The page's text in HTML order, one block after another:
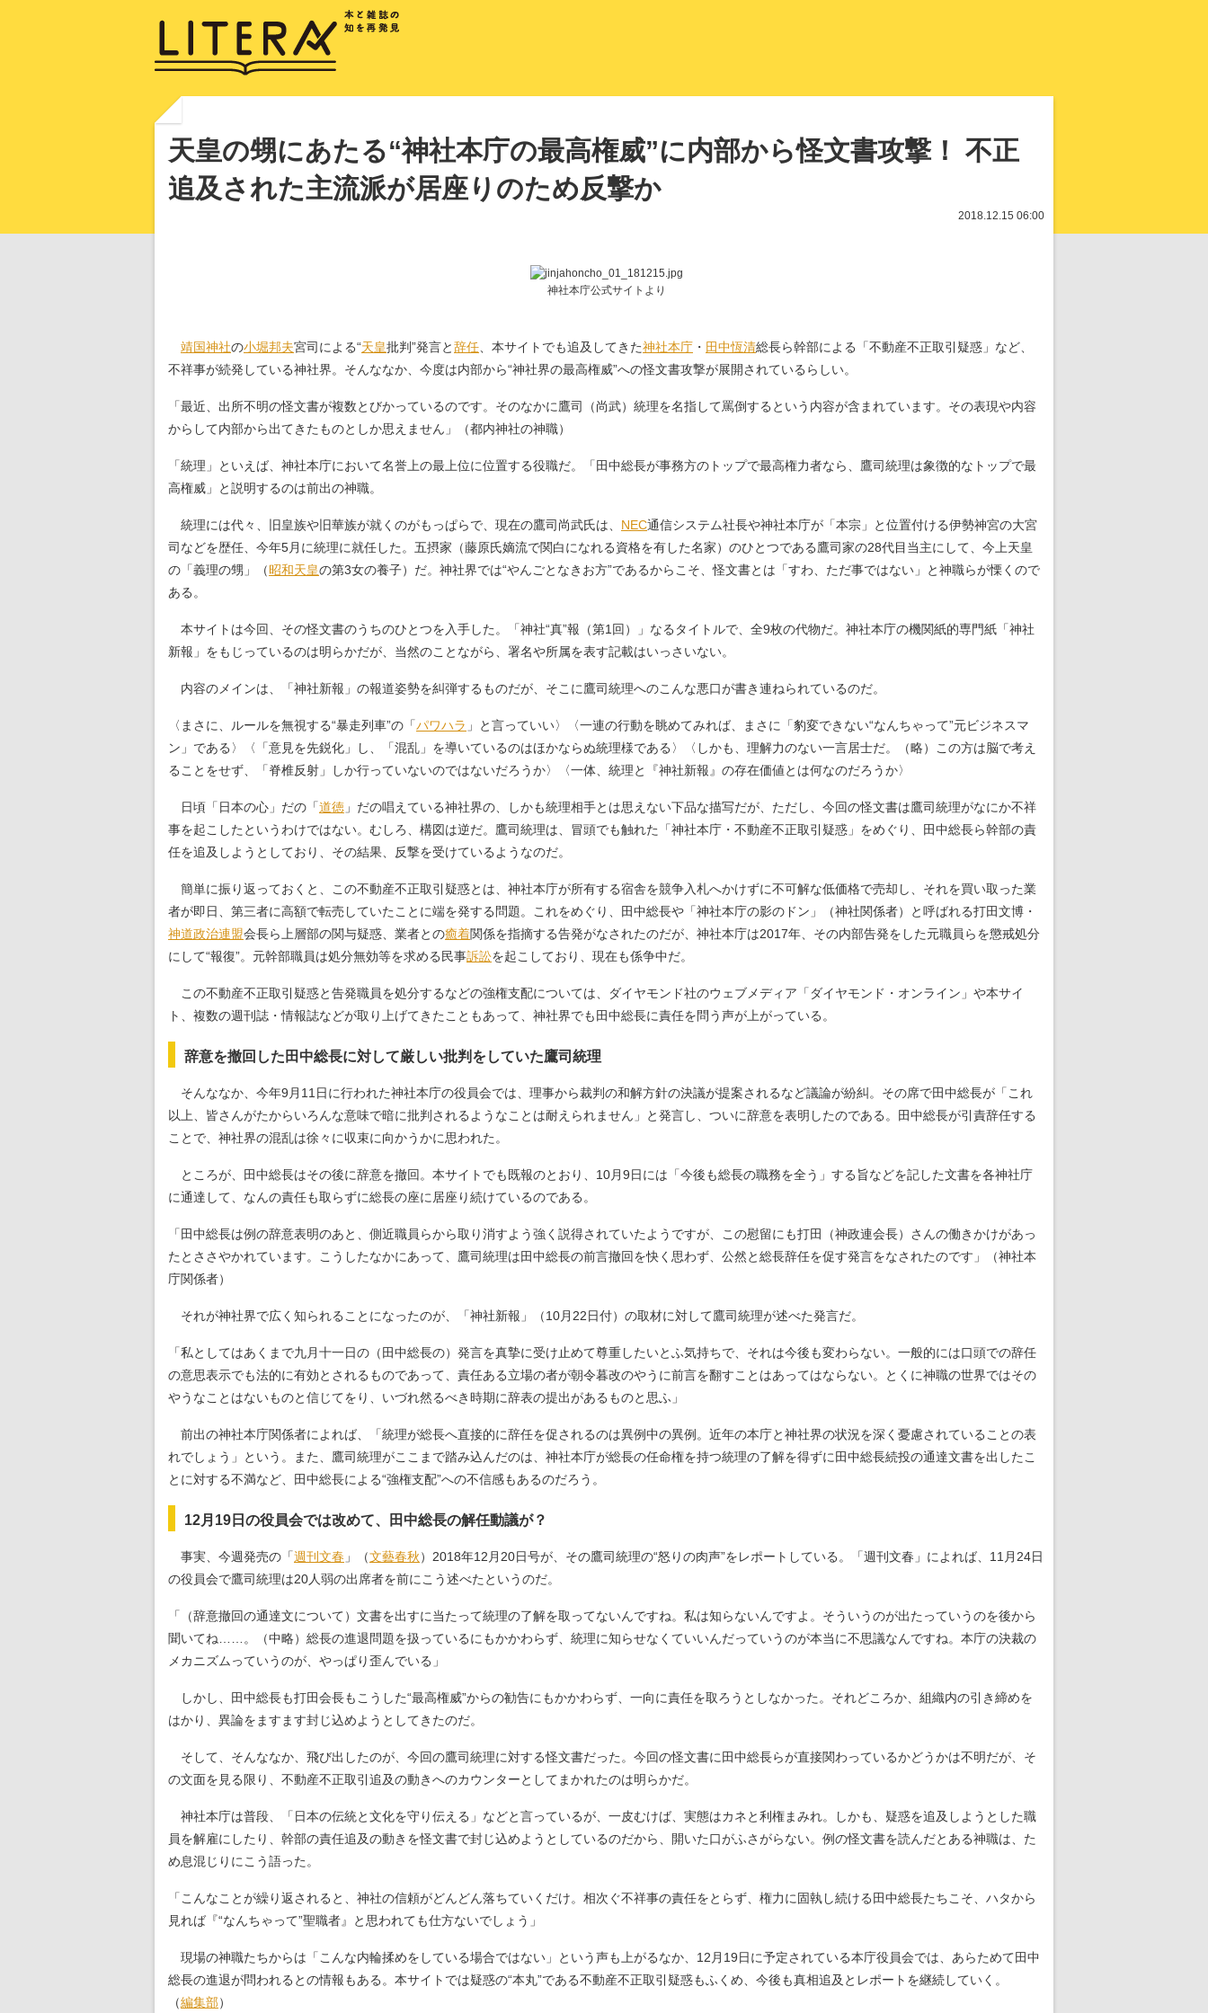
天皇の甥にあたる“神社本庁の最高権威”に内部から怪文書攻撃！ 不正
追及された主流派が居座りのため反撃か
2018.12.15 06:00
神社本庁公式サイトより
靖国神社の小堀邦夫宮司による“天皇批判”発言と辞任 、本サイトでも追及してきた神社本庁 ・ 田中恆清総長ら幹部による「不動産不正取引疑惑」など、
不祥事が続発している神社界。そんななか、今度は内部から“神社界の最高権威”への怪文書攻撃が展開されているらしい。
「最近、出所不明の怪文書が複数とびかっているのです。そのなかに鷹司（尚武）統理を名指して罵倒するという内容が含まれています。その表現や内容
からして内部から出てきたものとしか思えません」（都内神社の神職）
「統理」といえば、神社本庁において名誉上の最上位に位置する役職だ。「田中総長が事務方のトップで最高権力者なら、鷹司統理は象徴的なトップで最
高権威」と説明するのは前出の神職。
統理には代々、旧皇族や旧華族が就くのがもっぱらで、現在の鷹司尚武氏は、 NEC通信システム社長や神社本庁が「本宗」と位置付ける伊勢神宮の大宮
司などを歴任、今年5月に統理に就任した。五摂家（藤原氏嫡流で関白になれる資格を有した名家）のひとつである鷹司家の28代目当主にして、今上天皇
の「義理の甥」（昭和天皇の第3女の養子）だ。神社界では“やんごとなきお方”であるからこそ、怪文書とは「すわ、ただ事ではない」と神職らが慄くので
ある。
本サイトは今回、その怪文書のうちのひとつを入手した。「神社“真”報（第1回）」なるタイトルで、全9枚の代物だ。神社本庁の機関紙的専門紙「神社
新報」をもじっているのは明らかだが、当然のことながら、署名や所属を表す記載はいっさいない。
内容のメインは、「神社新報」の報道姿勢を糾弾するものだが、そこに鷹司統理へのこんな悪口が書き連ねられているのだ。
〈まさに、ルールを無視する“暴走列車”の「パワハラ 」と言っていい〉〈一連の行動を眺めてみれば、まさに「豹変できない“なんちゃって”元ビジネスマ
ン」である〉〈「意見を先鋭化」し、「混乱」を導いているのはほかならぬ統理様である〉〈しかも、理解力のない一言居士だ。（略）この方は脳で考え
ることをせず、「脊椎反射」しか行っていないのではないだろうか〉〈一体、統理と『神社新報』の存在価値とは何なのだろうか〉
日頃「日本の心」だの「道徳 」だの唱えている神社界の、しかも統理相手とは思えない下品な描写だが、ただし、今回の怪文書は鷹司統理がなにか不祥
事を起こしたというわけではない。むしろ、構図は逆だ。鷹司統理は、冒頭でも触れた「神社本庁・不動産不正取引疑惑」をめぐり、田中総長ら幹部の責
任を追及しようとしており、その結果、反撃を受けているようなのだ。
簡単に振り返っておくと、この不動産不正取引疑惑とは、神社本庁が所有する宿舎を競争入札へかけずに不可解な低価格で売却し、それを買い取った業
者が即日、第三者に高額で転売していたことに端を発する問題。これをめぐり、田中総長や「神社本庁の影のドン」（神社関係者）と呼ばれる打田文博・
神道政治連盟会長ら上層部の関与疑惑、業者との癒着関係を指摘する告発がなされたのだが、神社本庁は2017年、その内部告発をした元職員らを懲戒処分
にして“報復”。元幹部職員は処分無効等を求める民事訴訟を起こしており、現在も係争中だ。
この不動産不正取引疑惑と告発職員を処分するなどの強権支配については、ダイヤモンド社のウェブメディア「ダイヤモンド・オンライン」や本サイ
ト、複数の週刊誌・情報誌などが取り上げてきたこともあって、神社界でも田中総長に責任を問う声が上がっている。
辞意を撤回した田中総長に対して厳しい批判をしていた鷹司統理
そんななか、今年9月11日に行われた神社本庁の役員会では、理事から裁判の和解方針の決議が提案されるなど議論が紛糾。その席で田中総長が「これ
以上、皆さんがたからいろんな意味で暗に批判されるようなことは耐えられません」と発言し、ついに辞意を表明したのである。田中総長が引責辞任する
ことで、神社界の混乱は徐々に収束に向かうかに思われた。
ところが、田中総長はその後に辞意を撤回。本サイトでも既報のとおり、10月9日には「今後も総長の職務を全う」する旨などを記した文書を各神社庁
に通達して、なんの責任も取らずに総長の座に居座り続けているのである。
「田中総長は例の辞意表明のあと、側近職員らから取り消すよう強く説得されていたようですが、この慰留にも打田（神政連会長）さんの働きかけがあっ
たとささやかれています。こうしたなかにあって、鷹司統理は田中総長の前言撤回を快く思わず、公然と総長辞任を促す発言をなされたのです」（神社本
庁関係者）
それが神社界で広く知られることになったのが、「神社新報」（10月22日付）の取材に対して鷹司統理が述べた発言だ。
「私としてはあくまで九月十一日の（田中総長の）発言を真摯に受け止めて尊重したいとふ気持ちで、それは今後も変わらない。一般的には口頭での辞任
の意思表示でも法的に有効とされるものであって、責任ある立場の者が朝令暮改のやうに前言を翻すことはあってはならない。とくに神職の世界ではその
やうなことはないものと信じてをり、いづれ然るべき時期に辞表の提出があるものと思ふ」
前出の神社本庁関係者によれば、「統理が総長へ直接的に辞任を促されるのは異例中の異例。近年の本庁と神社界の状況を深く憂慮されていることの表
れでしょう」という。また、鷹司統理がここまで踏み込んだのは、神社本庁が総長の任命権を持つ統理の了解を得ずに田中総長続投の通達文書を出したこ
とに対する不満など、田中総長による“強権支配”への不信感もあるのだろう。
12月19日の役員会では改めて、田中総長の解任動議が？
事実、今週発売の「週刊文春 」（文藝春秋）2018年12月20日号が、その鷹司統理の“怒りの肉声”をレポートしている。「週刊文春」によれば、11月24日
の役員会で鷹司統理は20人弱の出席者を前にこう述べたというのだ。
「（辞意撤回の通達文について）文書を出すに当たって統理の了解を取ってないんですね。私は知らないんですよ。そういうのが出たっていうのを後から
聞いてね……。（中略）総長の進退問題を扱っているにもかかわらず、統理に知らせなくていいんだっていうのが本当に不思議なんですね。本庁の決裁の
メカニズムっていうのが、やっぱり歪んでいる」
しかし、田中総長も打田会長もこうした“最高権威”からの勧告にもかかわらず、一向に責任を取ろうとしなかった。それどころか、組織内の引き締めを
はかり、異論をますます封じ込めようとしてきたのだ。
そして、そんななか、飛び出したのが、今回の鷹司統理に対する怪文書だった。今回の怪文書に田中総長らが直接関わっているかどうかは不明だが、そ
の文面を見る限り、不動産不正取引追及の動きへのカウンターとしてまかれたのは明らかだ。
神社本庁は普段、「日本の伝統と文化を守り伝える」などと言っているが、一皮むけば、実態はカネと利権まみれ。しかも、疑惑を追及しようとした職
員を解雇にしたり、幹部の責任追及の動きを怪文書で封じ込めようとしているのだから、開いた口がふさがらない。例の怪文書を読んだとある神職は、た
め息混じりにこう語った。
「こんなことが繰り返されると、神社の信頼がどんどん落ちていくだけ。相次ぐ不祥事の責任をとらず、権力に固執し続ける田中総長たちこそ、ハタから
見れば『“なんちゃって”聖職者』と思われても仕方ないでしょう」
現場の神職たちからは「こんな内輪揉めをしている場合ではない」という声も上がるなか、12月19日に予定されている本庁役員会では、あらためて田中
総長の進退が問われるとの情報もある。本サイトでは疑惑の“本丸”である不動産不正取引疑惑もふくめ、今後も真相追及とレポートを継続していく。
（編集部）